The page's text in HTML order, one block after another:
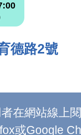
德路2號
在網站線上
或Google